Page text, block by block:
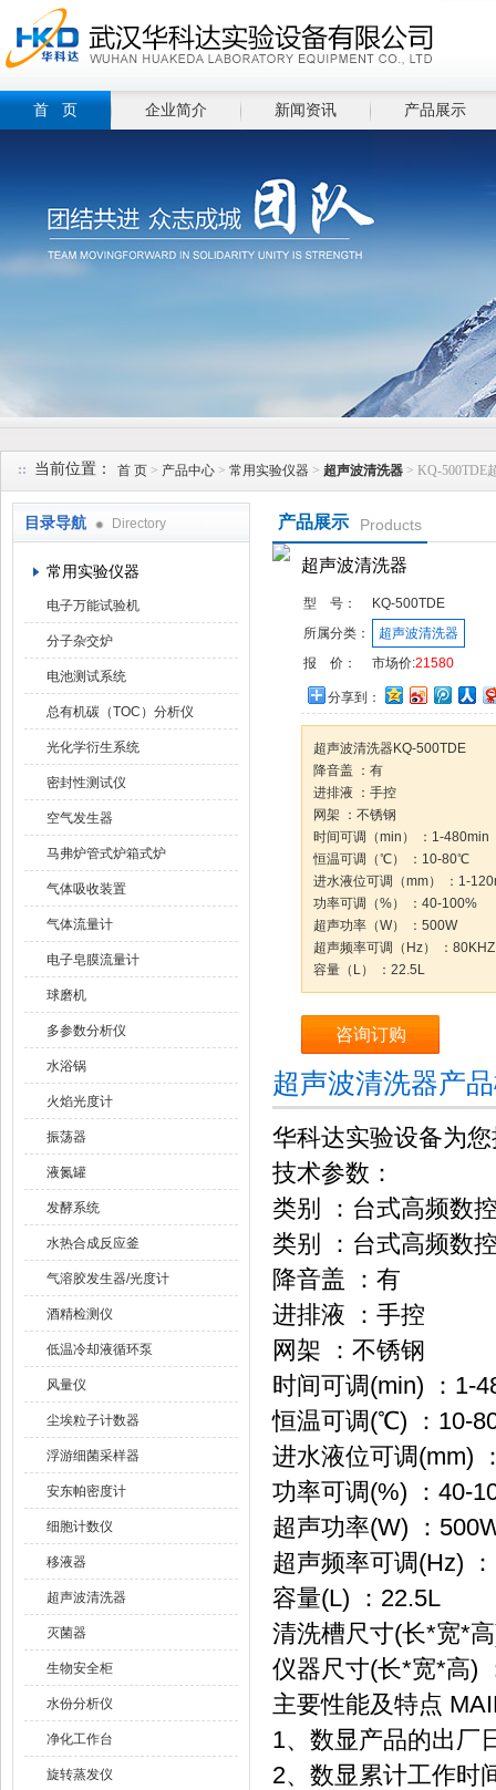
首 页 企业简介 新闻资讯 产品展示
当前位置： 首 页 > 产品中心 > 常用实验仪器 > 超声波清洗器 > KQ-500TDE
目录导航 Directory
常用实验仪器
电子万能试验机
分子杂交炉
电池测试系统
总有机碳（TOC）分析仪
光化学衍生系统
密封性测试仪
空气发生器
马弗炉管式炉箱式炉
气体吸收装置
气体流量计
电子皂膜流量计
球磨机
多参数分析仪
水浴锅
火焰光度计
振荡器
液氮罐
发酵系统
水热合成反应釜
气溶胶发生器/光度计
酒精检测仪
低温冷却液循环泵
风量仪
尘埃粒子计数器
浮游细菌采样器
安东帕密度计
细胞计数仪
移液器
超声波清洗器
灭菌器
生物安全柜
水份分析仪
净化工作台
旋转蒸发仪
产品展示 Products
超声波清洗器
型 号：
KQ-500TDE
所属分类：
超声波清洗器
报 价：
市场价:21580
分享到：
超声波清洗器KQ-500TDE
降音盖 ：有
进排液 ：手控
网架 ：不锈钢
时间可调（min） ：1-480min
恒温可调（℃） ：10-80℃
进水液位可调（mm） ：1-
功率可调（%） ：40-100%
超声功率（W） ：500W
超声频率可调（Hz） ：80KHZ
容量（L） ：22.5L
咨询订购
超声波清洗器产
华科达实验设备为
技术参数：
类别 ：台式高频数
类别 ：台式高频数
降音盖 ：有
进排液 ：手控
网架 ：不锈钢
时间可调(min) ：1-
恒温可调(℃) ：10-
进水液位可调(mm)
功率可调(%) ：40-
超声功率(W) ：
超声频率可调(Hz)
容量(L) ：22.5L
清洗槽尺寸(长*宽*
仪器尺寸(长*宽*高)
主要性能及特点
1、数显产品的出厂
2、数显累计工作时